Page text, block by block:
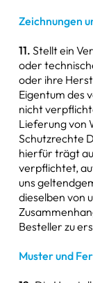
Zeichnungen
11. Stellt ein
oder
oder ihre
Eigentum des
nicht
Lieferung von
Schutzrechte
hierfür trägt
verpflichtet,
uns
dieselben von
Besteller zu
Muster und